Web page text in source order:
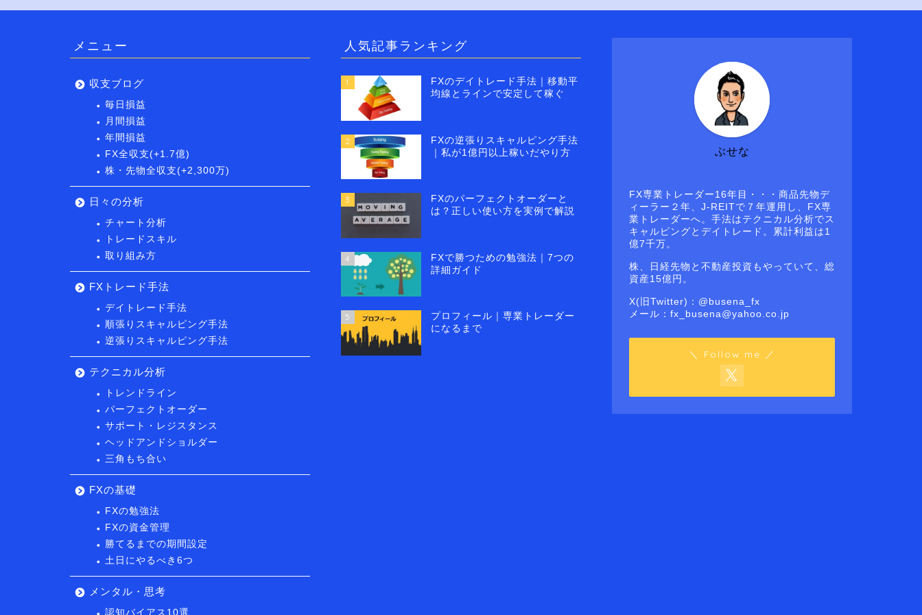
メニュー
収支ブログ
毎日損益
月間損益
年間損益
FX全収支(+1.7億)
株・先物全収支(+2,300万)
日々の分析
チャート分析
トレードスキル
取り組み方
FXトレード手法
デイトレード手法
順張りスキャルピング手法
逆張りスキャルピング手法
テクニカル分析
トレンドライン
パーフェクトオーダー
サポート・レジスタンス
ヘッドアンドショルダー
三角もち合い
FXの基礎
FXの勉強法
FXの資金管理
勝てるまでの期間設定
土日にやるべき6つ
メンタル・思考
認知バイアス10選
人気記事ランキング
1
FXのデイトレード手法｜移動平
均線とラインで安定して稼ぐ
2
FXの逆張りスキャルピング手法
｜私が1億円以上稼いだやり方
3
FXのパーフェクトオーダーと
は？正しい使い方を実例で解説
4
FXで勝つための勉強法｜7つの
詳細ガイド
5
プロフィール｜専業トレーダー
になるまで
ぶせな
FX専業トレーダー16年目・・・商品先物デ
ィーラー２年、J-REITで７年運用し、FX専
業トレーダーへ。手法はテクニカル分析でス
キャルピングとデイトレード。累計利益は1
億7千万。
株、日経先物と不動産投資もやっていて、総
資産15億円。
X(旧Twitter)：@busena_fx
メール：fx_busena@yahoo.co.jp
＼ Follow me ／